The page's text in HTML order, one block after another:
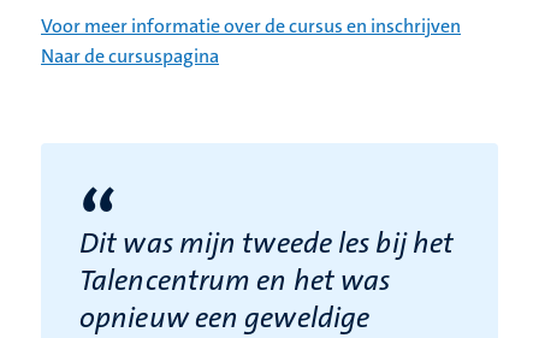
Voor meer informatie over de cursus en inschrijven
Naar de cursuspagina
“
Dit was mijn tweede les bij het
Talencentrum en het was
opnieuw een geweldige